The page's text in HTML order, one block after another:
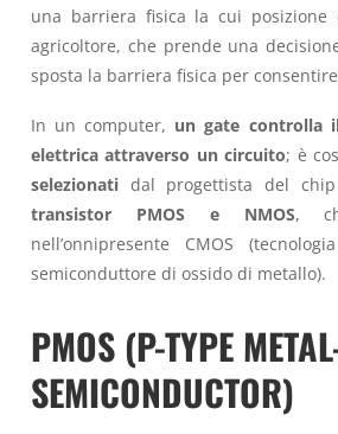
una barriera fisica la cui
agricoltore, che prende una
sposta la barriera fisica per
In un computer, un gate controlla
elettrica attraverso un circuito; è
selezionati dal progettista del
transistor PMOS e NMOS,
nell’onnipresente CMOS
semiconduttore di ossido di metallo).
PMOS (P-TYPE
SEMICONDUCTOR)